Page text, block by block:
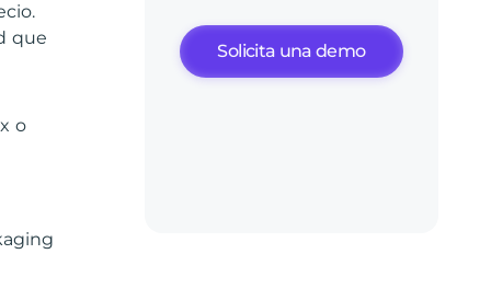
que
o
Solicita una demo